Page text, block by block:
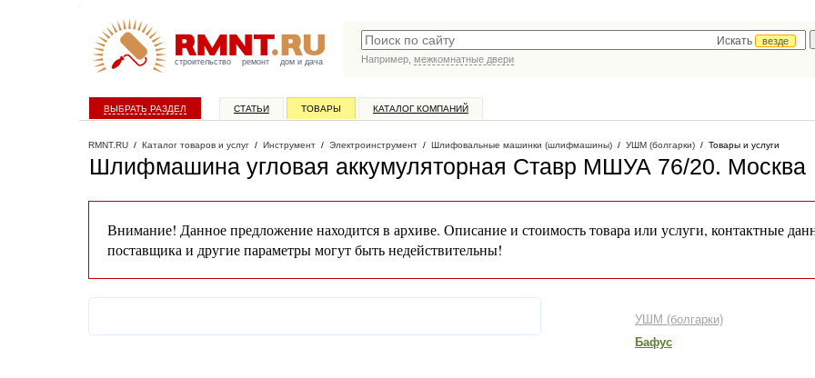
строительство ремонт дом и дача
Искать
везде
Например, межкомнатные двери
ВЫБРАТЬ РАЗДЕЛ СТАТЬИ ТОВАРЫ КАТАЛОГ КОМПАНИЙ
RMNT.RU / Каталог товаров и услуг / Инструмент / Электроинструмент / Шлифовальные машинки (шлифмашины) / УШМ (болгарки) / Товары и услуги
Шлифмашина угловая аккумуляторная Ставр МШУА 76/20. Москва
Внимание! Данное предложение находится в архиве. Описание и стоимость товара или услуги, контактные
поставщика и другие параметры могут быть недействительны!
УШМ (болгарки)
Бафус